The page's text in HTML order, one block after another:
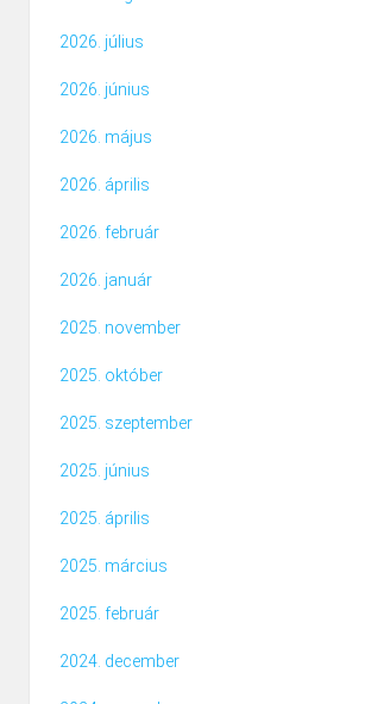
2026. július
2026. június
2026. május
2026. április
2026. február
2026. január
2025. november
2025. október
2025. szeptember
2025. június
2025. április
2025. március
2025. február
2024. december